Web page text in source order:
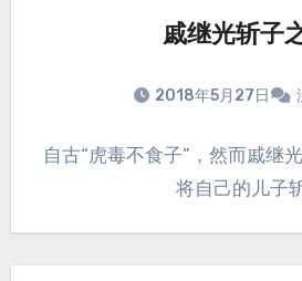
戚继光斩子
2018年5月27日
自古“虎毒不食子”，然而戚继
将自己的儿子